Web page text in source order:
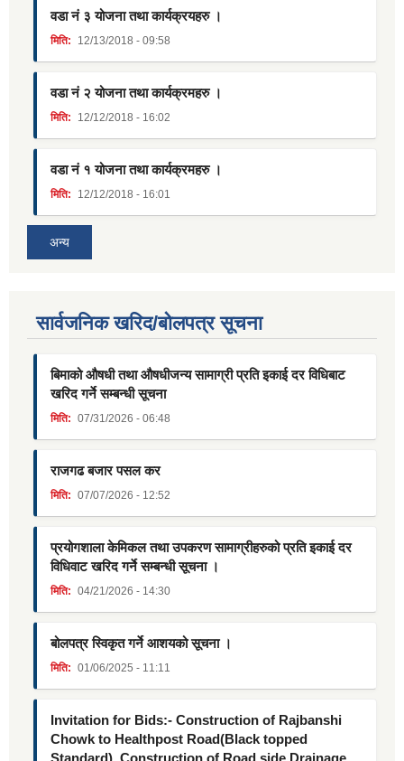
वडा नं ३ योजना तथा कार्यक्रयहरु ।
मिति: 12/13/2018 - 09:58
वडा नं २ योजना तथा कार्यक्रमहरु ।
मिति: 12/12/2018 - 16:02
वडा नं १ योजना तथा कार्यक्रमहरु ।
मिति: 12/12/2018 - 16:01
अन्य
सार्वजनिक खरिद/बोलपत्र सूचना
बिमाको औषधी तथा औषधीजन्य सामाग्री प्रति इकाई दर विधिबाट
खरिद गर्ने सम्बन्धी सूचना
मिति: 07/31/2026 - 06:48
राजगढ बजार पसल कर
मिति: 07/07/2026 - 12:52
प्रयोगशाला केमिकल तथा उपकरण सामाग्रीहरुको प्रति इकाई दर
विधिवाट खरिद गर्ने सम्बन्धी सूचना ।
मिति: 04/21/2026 - 14:30
बोलपत्र स्विकृत गर्ने आशयको सूचना ।
मिति: 01/06/2025 - 11:11
Invitation for Bids:- Construction of Rajbanshi
Chowk to Healthpost Road(Black topped